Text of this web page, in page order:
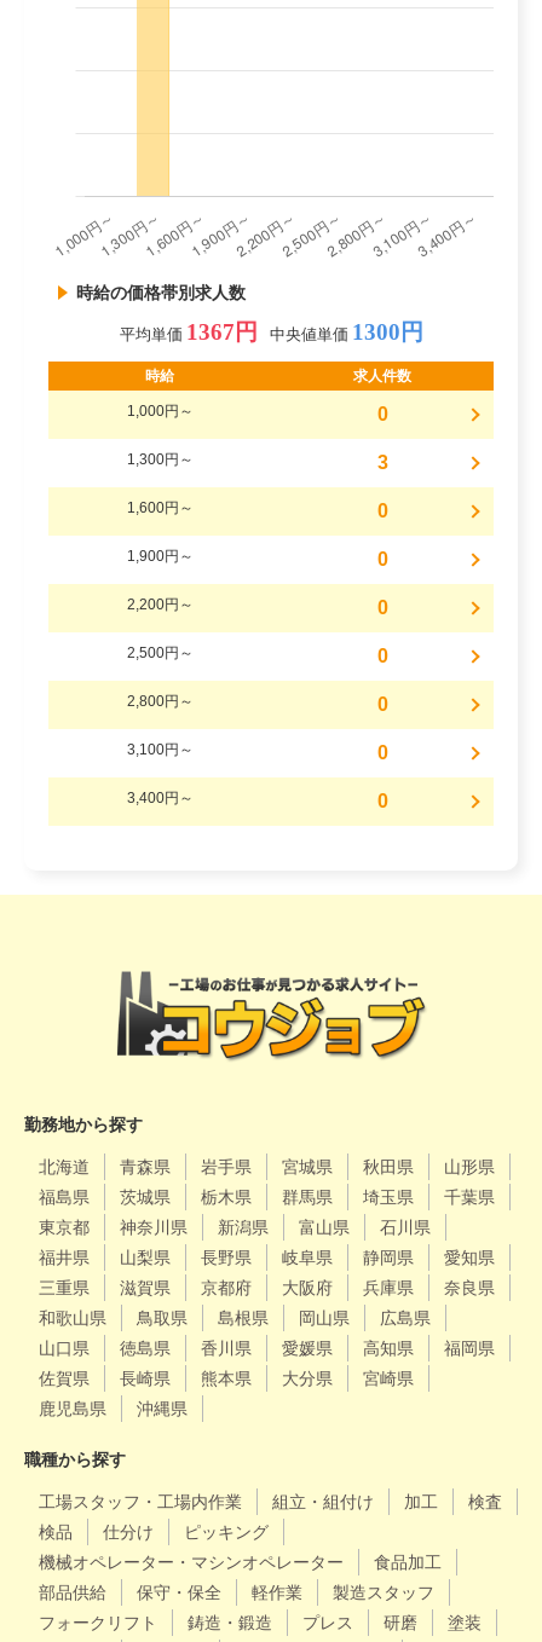
時給の価格帯別求人数
平均単価 1367円 中央値単価 1300円
時給 求人件数
1,000円～ 0
1,300円～ 3
1,600円～ 0
1,900円～ 0
2,200円～ 0
2,500円～ 0
2,800円～ 0
3,100円～ 0
3,400円～ 0
勤務地から探す
北海道 青森県 岩手県 宮城県 秋田県
山形県
福島県
茨城県 栃木県 群馬県 埼玉県
千葉県
東京都
神奈川県 新潟県 富山県
石川県
福井県
山梨県 長野県 岐阜県 静岡県
愛知県
三重県
滋賀県 京都府 大阪府 兵庫県
奈良県
和歌山県
鳥取県 島根県 岡山県
広島県
山口県
徳島県 香川県 愛媛県 高知県
福岡県
佐賀県
長崎県 熊本県 大分県
宮崎県
鹿児島県
沖縄県
職種から探す
工場スタッフ・工場内作業 組立・組付け 加工
検査
検品
仕分け
ピッキング
機械オペレーター・マシンオペレーター
食品加工
部品供給
保守・保全 軽作業
製造スタッフ
フォークリフト
鋳造・鍛造 プレス 研磨
塗装